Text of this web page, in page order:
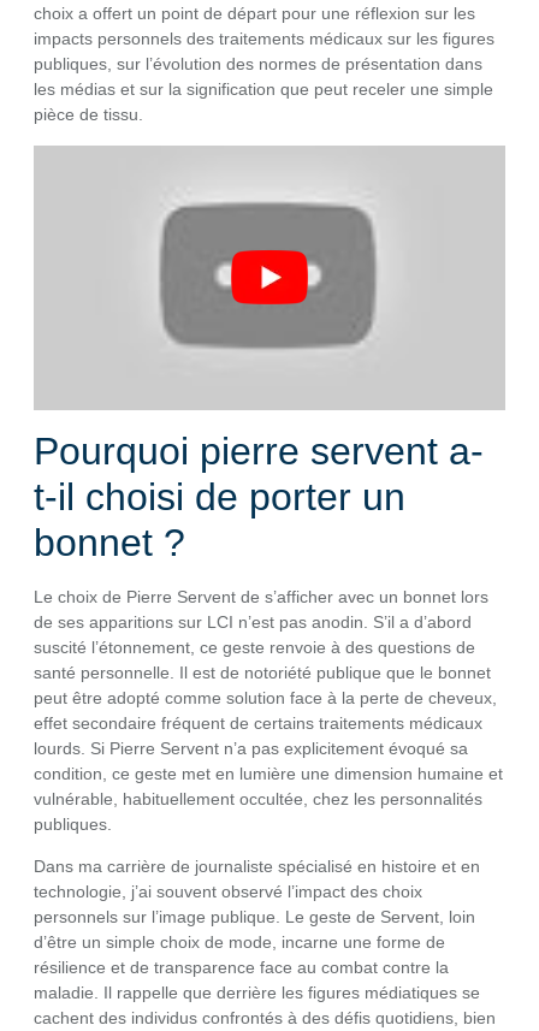
choix a offert un point de départ pour une réflexion sur les
impacts personnels des traitements médicaux sur les figures
publiques, sur l’évolution des normes de présentation dans
les médias et sur la signification que peut receler une simple
pièce de tissu.
Pourquoi pierre servent a-
t-il choisi de porter un
bonnet ?
Le choix de Pierre Servent de s’afficher avec un bonnet lors
de ses apparitions sur LCI n’est pas anodin. S’il a d’abord
suscité l’étonnement, ce geste renvoie à des questions de
santé personnelle. Il est de notoriété publique que le bonnet
peut être adopté comme solution face à la perte de cheveux,
effet secondaire fréquent de certains traitements médicaux
lourds. Si Pierre Servent n’a pas explicitement évoqué sa
condition, ce geste met en lumière une dimension humaine et
vulnérable, habituellement occultée, chez les personnalités
publiques.
Dans ma carrière de journaliste spécialisé en histoire et en
technologie, j’ai souvent observé l’impact des choix
personnels sur l’image publique. Le geste de Servent, loin
d’être un simple choix de mode, incarne une forme de
résilience et de transparence face au combat contre la
maladie. Il rappelle que derrière les figures médiatiques se
cachent des individus confrontés à des défis quotidiens, bien